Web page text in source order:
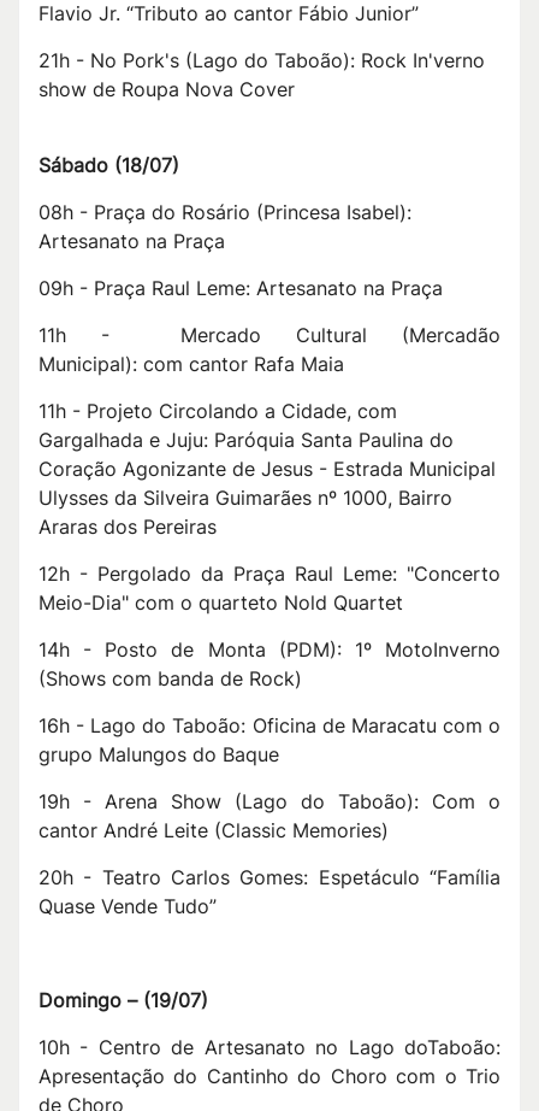
Flavio Jr. “Tributo ao cantor Fábio Junior”
21h - No Pork's (Lago do Taboão): Rock In'verno
show de Roupa Nova Cover
Sábado (18/07)
08h - Praça do Rosário (Princesa Isabel):
Artesanato na Praça
09h - Praça Raul Leme: Artesanato na Praça
11h - Mercado Cultural (Mercadão
Municipal): com cantor Rafa Maia
11h - Projeto Circolando a Cidade, com
Gargalhada e Juju: Paróquia Santa Paulina do
Coração Agonizante de Jesus - Estrada Municipal
Ulysses da Silveira Guimarães nº 1000, Bairro
Araras dos Pereiras
12h - Pergolado da Praça Raul Leme: "Concerto
Meio-Dia" com o quarteto Nold Quartet
14h - Posto de Monta (PDM): 1º MotoInverno
(Shows com banda de Rock)
16h - Lago do Taboão: Oficina de Maracatu com o
grupo Malungos do Baque
19h - Arena Show (Lago do Taboão): Com o
cantor André Leite (Classic Memories)
20h - Teatro Carlos Gomes: Espetáculo “Família
Quase Vende Tudo”
Domingo – (19/07)
10h - Centro de Artesanato no Lago doTaboão:
Apresentação do Cantinho do Choro com o Trio
de Choro